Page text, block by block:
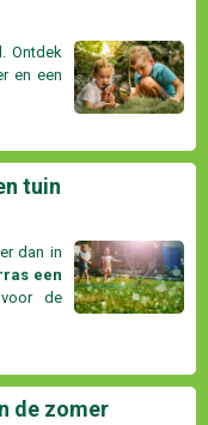
Ontdek
en een
tuin
dan in
een
de
de zomer